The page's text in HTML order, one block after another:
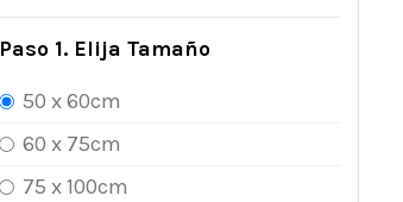
Paso 1. Elija Tamaño
50 x 60cm
60 x 75cm
75 x 100cm